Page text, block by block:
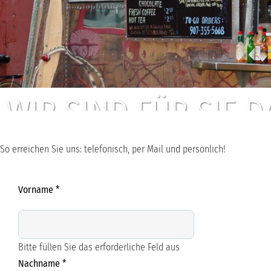
WIR SIND FÜR SIE
So erreichen Sie uns: telefonisch, per Mail und persönlich!
Vorname *
Bitte füllen Sie das erforderliche Feld aus
Nachname *